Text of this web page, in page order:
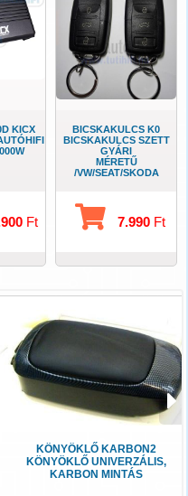
KICX
Ft
BICSKAKULCS K0
BICSKAKULCS SZETT
GYÁRI
MÉRETŰ
/VW/SEAT/SKODA
7.990Ft
KÖNYÖKLŐ KARBON2
KÖNYÖKLŐ UNIVERZÁLIS,
KARBON MINTÁS